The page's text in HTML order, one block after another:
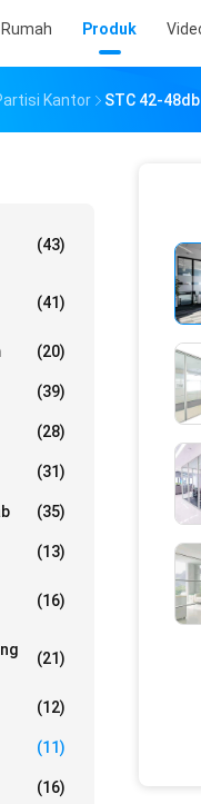
Rumah Produk
Kantor STC 42-
(43)
(41)
(20)
(39)
(28)
(31)
(35)
(13)
(16)
(21)
(12)
(11)
(16)